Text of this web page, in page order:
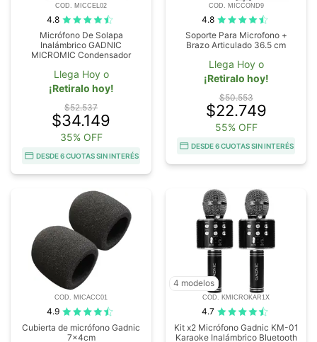
COD. MICCEL02
4.8
Micrófono De Solapa
Inalámbrico GADNIC
MICROMIC Condensador
Llega Hoy o
¡Retiralo hoy!
$52.537
$34.149
35% OFF
DESDE 6 CUOTAS SIN INTERÉS
COD. MICCOND9
4.8
Soporte Para Microfono +
Brazo Articulado 36.5 cm
Llega Hoy o
¡Retiralo hoy!
$50.553
$22.749
55% OFF
DESDE 6 CUOTAS SIN INTERÉS
COD. MICACC01
4.9
Cubierta de micrófono Gadnic
7x4cm
4 modelos
COD. KMICROKAR1X
4.7
Kit x2 Micrófono Gadnic KM-01
Karaoke Inalámbrico Bluetooth